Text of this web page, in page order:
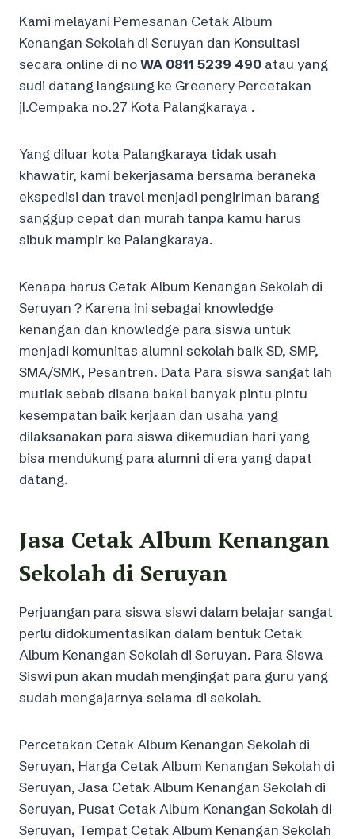
Kami melayani Pemesanan Cetak Album
Kenangan Sekolah di Seruyan dan Konsultasi
secara online di noWA 0811 5239 490 atau yang
sudi datang langsung ke Greenery Percetakan
jl.Cempaka no.27 Kota Palangkaraya .
Yang diluar kota Palangkaraya tidak usah
khawatir, kami bekerjasama bersama beraneka
ekspedisi dan travel menjadi pengiriman barang
sanggup cepat dan murah tanpa kamu harus
sibuk mampir ke Palangkaraya.
Kenapa harus Cetak Album Kenangan Sekolah di
Seruyan ? Karena ini sebagai knowledge
kenangan dan knowledge para siswa untuk
menjadi komunitas alumni sekolah baik SD, SMP,
SMA/SMK, Pesantren. Data Para siswa sangat lah
mutlak sebab disana bakal banyak pintu pintu
kesempatan baik kerjaan dan usaha yang
dilaksanakan para siswa dikemudian hari yang
bisa mendukung para alumni di era yang dapat
datang.
Jasa Cetak Album Kenangan
Sekolah di Seruyan
Perjuangan para siswa siswi dalam belajar sangat
perlu didokumentasikan dalam bentuk Cetak
Album Kenangan Sekolah di Seruyan. Para Siswa
Siswi pun akan mudah mengingat para guru yang
sudah mengajarnya selama di sekolah.
Percetakan Cetak Album Kenangan Sekolah di
Seruyan, Harga Cetak Album Kenangan Sekolah di
Seruyan, Jasa Cetak Album Kenangan Sekolah di
Seruyan, Pusat Cetak Album Kenangan Sekolah di
Seruyan, Tempat Cetak Album Kenangan Sekolah